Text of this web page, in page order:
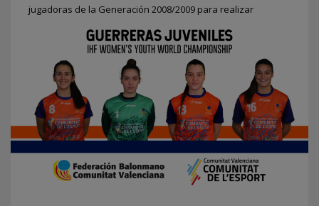
jugadoras de la Generación 2008/2009 para realizar
PUBLICADO EN CLUBES,
FEDERACION
ETIQUETADO BAJO:
ANDREA PALOMERO , CAR SIERRA NEVADA,
CONVOCATORIAS NACIONALES,DANIELA AGUADO,ERIKA VLADU,
GENERACIÓN 2008-2009,GRUPO USA HANDBOL MISLATA UPV ,HANDBOL
ONDA,HISPANITAS BM PETRER,LEVANTE UDBM MARNI